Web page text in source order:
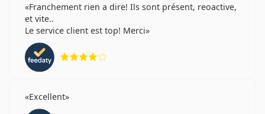
Franchement rien a dire! Ils sont présent, reoactive,
et vite..
Le service client est top! Merci
Excellent